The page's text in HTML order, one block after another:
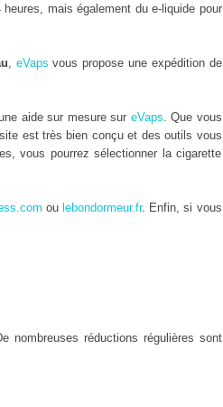
mais également du e-liquide pour
, eVaps vous propose une expédition de
aide sur mesure sur eVaps. Que vous
est très bien conçu et des outils vous
vous pourrez sélectionner la cigarette
ou lebondormeur.fr. Enfin, si vous
réductions régulières sont